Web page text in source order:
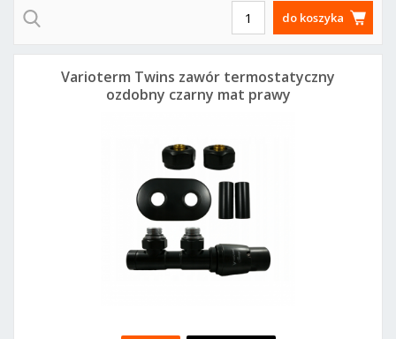
do koszyka
Varioterm Twins zawór termostatyczny
ozdobny czarny mat prawy